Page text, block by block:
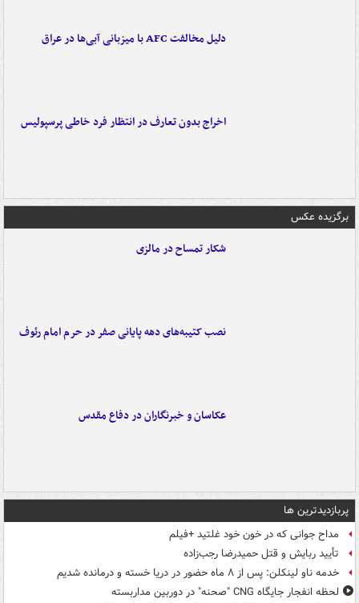
دلیل مخالفت AFC با میزبانی آبی‌ها در عراق
اخراج بدون تعارف در انتظار فرد خاطی پرسپولیس
برگزیده عکس
شکار تمساح در مالزی
نصب کتیبه‌های دهه پایانی صفر در حرم امام رئوف
عکاسان و خبرنگاران در دفاع مقدس
پربازدیدترین ها
مداح جوانی که در خون خود غلتید +فیلم
تأیید ربایش و قتل حمیدرضا رجب‌زاده
خدمه ناو لینکلن: پس از ۸ ماه حضور در دریا خسته و درمانده‌ شدیم
لحظه انفجار جایگاه CNG "صحنه" در دوربین مداربسته